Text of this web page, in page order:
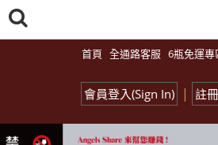
首頁 全通路客服 6瓶免運專
會員登入(Sign In) | 註